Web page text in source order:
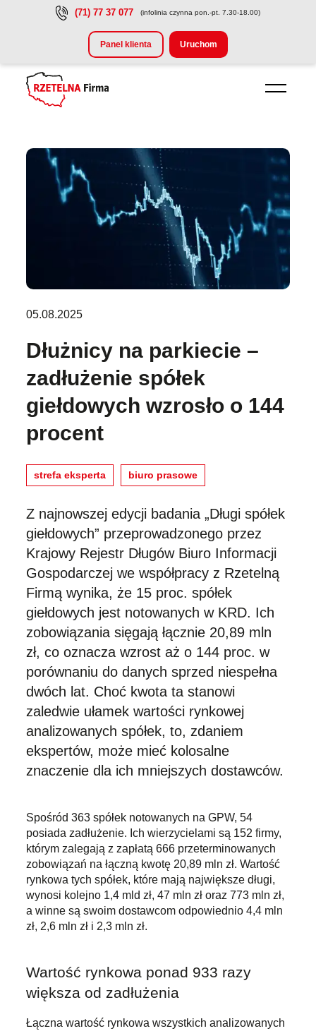
Przejdź do treści głównej
(71) 77 37 077 (infolinia czynna pon.-pt. 7.30-18.00)
Panel klienta Uruchom
05.08.2025
Dłużnicy na parkiecie –
zadłużenie spółek
giełdowych wzrosło o 144
procent
strefa eksperta biuro prasowe
Z najnowszej edycji badania „Długi spółek
giełdowych” przeprowadzonego przez
Krajowy Rejestr Długów Biuro Informacji
Gospodarczej we współpracy z Rzetelną
Firmą wynika, że 15 proc. spółek
giełdowych jest notowanych w KRD. Ich
zobowiązania sięgają łącznie 20,89 mln
zł, co oznacza wzrost aż o 144 proc. w
porównaniu do danych sprzed niespełna
dwóch lat. Choć kwota ta stanowi
zaledwie ułamek wartości rynkowej
analizowanych spółek, to, zdaniem
ekspertów, może mieć kolosalne
znaczenie dla ich mniejszych dostawców.
Spośród 363 spółek notowanych na GPW, 54
posiada zadłużenie. Ich wierzycielami są 152 firmy,
którym zalegają z zapłatą 666 przeterminowanych
zobowiązań na łączną kwotę 20,89 mln zł. Wartość
rynkowa tych spółek, które mają największe długi,
wynosi kolejno 1,4 mld zł, 47 mln zł oraz 773 mln zł,
a winne są swoim dostawcom odpowiednio 4,4 mln
zł, 2,6 mln zł i 2,3 mln zł.
Wartość rynkowa ponad 933 razy
większa od zadłużenia
Łączna wartość rynkowa wszystkich analizowanych